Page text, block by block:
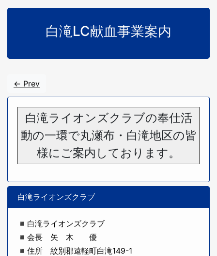
白滝LC献血事業案内
<- Prev
白滝ライオンズクラブの奉仕活
動の一環で丸瀬布・白滝地区の皆
様にご案内しております。
白滝ライオンズクラブ
◾白滝ライオンズクラブ
◾会長 矢 木 優
◾住所 紋別郡遠軽町白滝149-1